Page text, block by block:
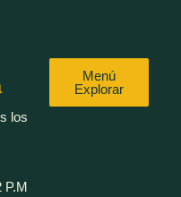
los
P.M
Menú
Explorar